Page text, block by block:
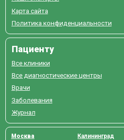
Карта сайта
Политика конфиденциальности
Пациенту
Все клиники
Все диагностические центры
Врачи
Заболевания
Журнал
Москва
Калининград